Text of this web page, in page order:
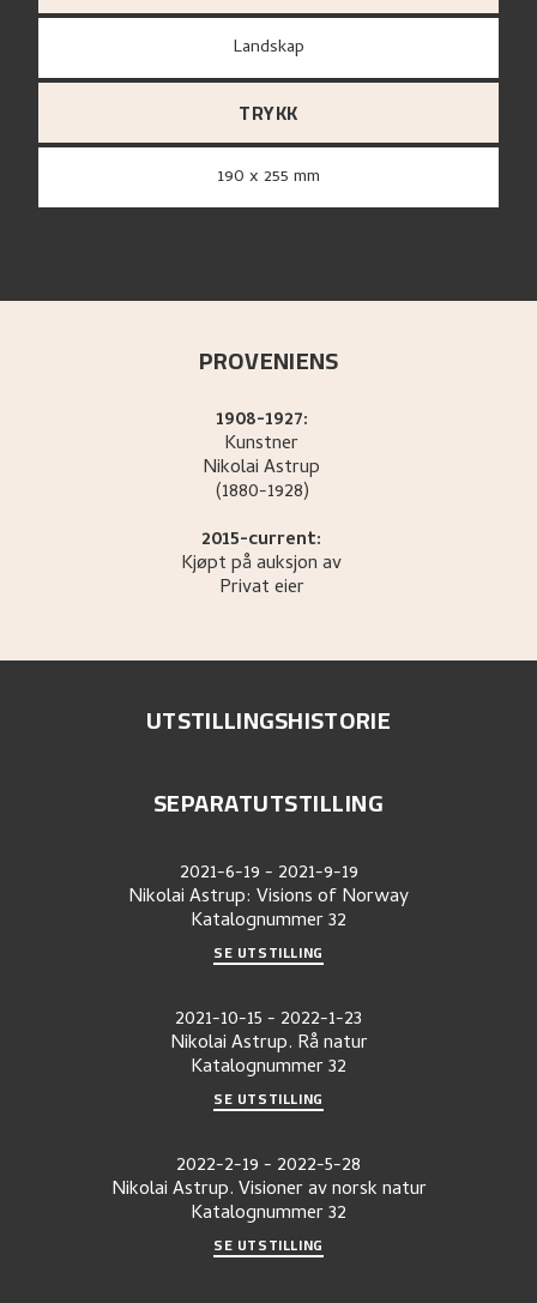
Landskap
TRYKK
190 x 255 mm
PROVENIENS
1908-1927:
Kunstner
NikolaiAstrup
(1880-1928)
2015-current:
Kjøpt på auksjon av
Privat eier
UTSTILLINGSHISTORIE
SEPARATUTSTILLING
2021-6-19- 2021-9-19
Nikolai Astrup: Visions of Norway
Katalognummer32
SE UTSTILLING
2021-10-15- 2022-1-23
Nikolai Astrup. Rå natur
Katalognummer32
SE UTSTILLING
2022-2-19- 2022-5-28
Nikolai Astrup. Visioner av norsk natur
Katalognummer32
SE UTSTILLING